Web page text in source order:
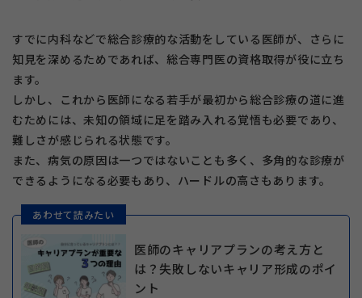
すでに内科などで総合診療的な活動をしている医師が、さらに
知見を深めるためであれば、総合専門医の資格取得が役に立ち
ます。
しかし、これから医師になる若手が最初から総合診療の道に進
むためには、未知の領域に足を踏み入れる覚悟も必要であり、
難しさが感じられる状態です。
また、病気の原因は一つではないことも多く、多角的な診療が
できるようになる必要もあり、ハードルの高さもあります。
あわせて読みたい
医師のキャリアプランの考え方と
は？失敗しないキャリア形成のポイ
ント